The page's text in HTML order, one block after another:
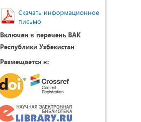
Скачать информационное
письмо
Включен в перечень ВАК
Республики Узбекистан
Размещается в: